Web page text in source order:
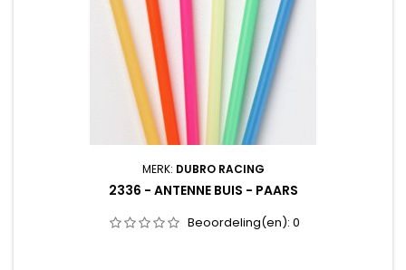
MERK: DUBRO RACING
2336 - ANTENNE BUIS - PAARS
Beoordeling(en): 0